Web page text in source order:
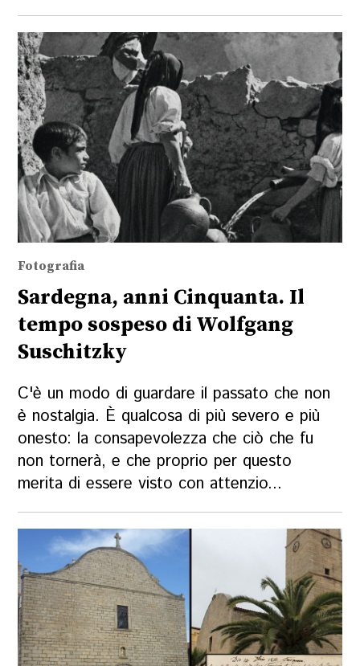
Fotografia
Sardegna, anni Cinquanta. Il
tempo sospeso di Wolfgang
Suschitzky
C'è un modo di guardare il passato che non
è nostalgia. È qualcosa di più severo e più
onesto: la consapevolezza che ciò che fu
non tornerà, e che proprio per questo
merita di essere visto con attenzio...